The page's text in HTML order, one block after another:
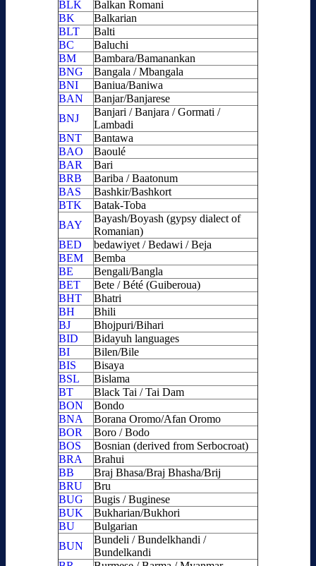
BLK
Balkan Romani
BK
Balkarian
BLT
Balti
BC
Baluchi
BM
Bambara/Bamanankan
BNG
Bangala / Mbangala
BNI
Baniua/Baniwa
BAN
Banjar/Banjarese
BNJ
Banjari / Banjara / Gormati /
Lambadi
BNT
Bantawa
BAO
Baoulé
BAR
Bari
BRB
Bariba / Baatonum
BAS
Bashkir/Bashkort
BTK
Batak-Toba
BAY
Bayash/Boyash (gypsy dialect of
Romanian)
BED
bedawiyet / Bedawi / Beja
BEM
Bemba
BE
Bengali/Bangla
BET
Bete / Bété (Guiberoua)
BHT
Bhatri
BH
Bhili
BJ
Bhojpuri/Bihari
BID
Bidayuh languages
BI
Bilen/Bile
BIS
Bisaya
BSL
Bislama
BT
Black Tai / Tai Dam
BON
Bondo
BNA
Borana Oromo/Afan Oromo
BOR
Boro / Bodo
BOS
Bosnian (derived from Serbocroat)
BRA
Brahui
BB
Braj Bhasa/Braj Bhasha/Brij
BRU
Bru
BUG
Bugis / Buginese
BUK
Bukharian/Bukhori
BU
Bulgarian
BUN
Bundeli / Bundelkhandi /
Bundelkandi